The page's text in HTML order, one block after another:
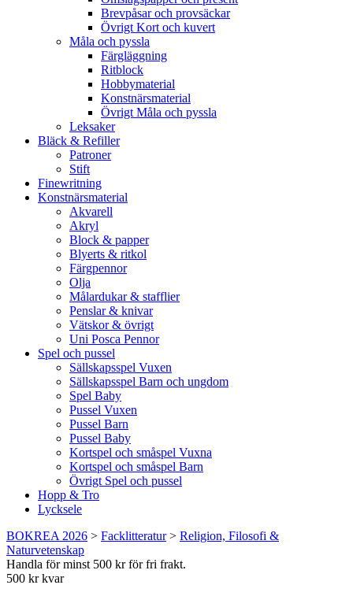
Brevpåsar och provsäckar
Övrigt Kort och kuvert
Måla och pyssla
Färgläggning
Ritblock
Hobbymaterial
Konstnärsmaterial
Övrigt Måla och pyssla
Leksaker
Bläck & Refiller
Patroner
Stift
Finewritning
Konstnärsmaterial
Akvarell
Akryl
Block & papper
Blyerts & ritkol
Färgpennor
Olja
Målardukar & stafflier
Penslar & knivar
Vätskor & övrigt
Uni Posca Pennor
Spel och pussel
Sällskapsspel Vuxen
Sällskapsspel Barn och ungdom
Spel Baby
Pussel Vuxen
Pussel Barn
Pussel Baby
Kortspel och småspel Vuxna
Kortspel och småspel Barn
Övrigt Spel och pussel
Hopp & Tro
Lycksele
BOKREA 2026 > Facklitteratur> Religion, Filosofi &
Naturvetenskap
Handla för minst 500 kr för fri frakt.
500 kr kvar